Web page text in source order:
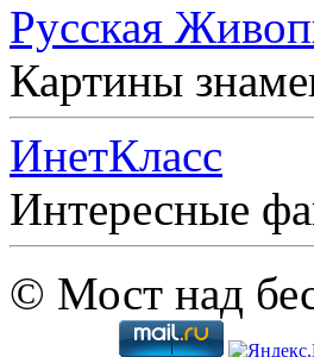
Русская
Картины
ИнетКласс
Интересные
© Мост над